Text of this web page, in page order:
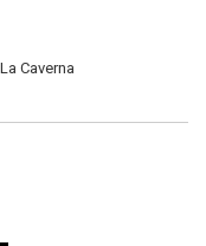
Caverna